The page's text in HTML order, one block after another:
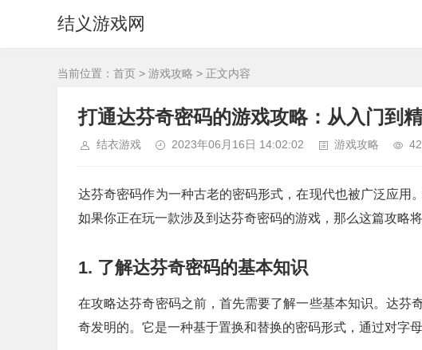
结义游戏网
当前位置： 首页 > 游戏攻略 > 正文内容
打通达芬奇密码的游戏攻略：从入门到
结衣游戏 2023年06月16日 14:02:02 游戏攻略
达芬奇密码作为一种古老的密码形式，在现代也被广泛应用
如果你正在玩一款涉及到达芬奇密码的游戏，那么这篇攻略
1. 了解达芬奇密码的基本知识
在攻略达芬奇密码之前，首先需要了解一些基本知识。达芬
奇发明的。它是一种基于置换和替换的密码形式，通过对字